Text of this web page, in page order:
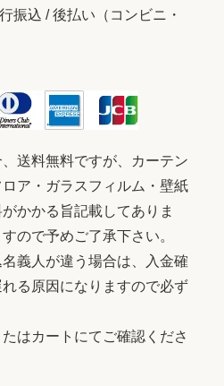
振込 / 後払い（コンビニ・
送料無料ですが、カーテン
ア・ガラスフィルム・壁紙
かかる旨記載してありま
ので予めご了承下さい。
義人が違う場合は、入金確
る原因になりますので必ず
はカートにてご確認くださ